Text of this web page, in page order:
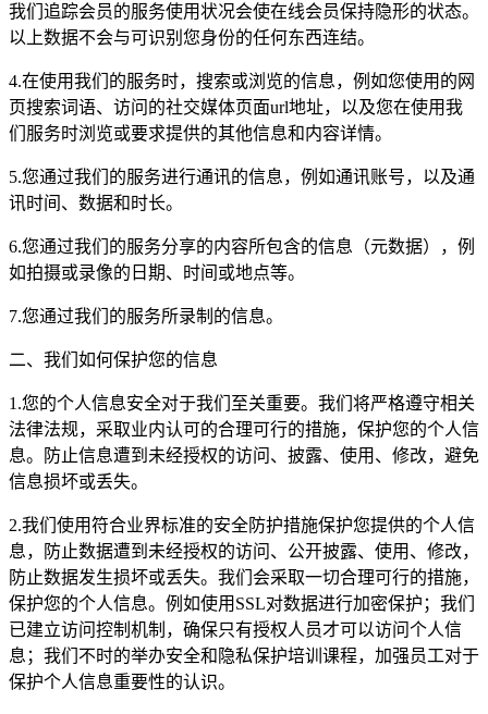
我们追踪会员的服务使用状况会使在线会员保持隐形的状态。
以上数据不会与可识别您身份的任何东西连结。
4.在使用我们的服务时，搜索或浏览的信息，例如您使用的网
页搜索词语、访问的社交媒体页面url地址，以及您在使用我
们服务时浏览或要求提供的其他信息和内容详情。
5.您通过我们的服务进行通讯的信息，例如通讯账号，以及通
讯时间、数据和时长。
6.您通过我们的服务分享的内容所包含的信息（元数据），例
如拍摄或录像的日期、时间或地点等。
7.您通过我们的服务所录制的信息。
二、我们如何保护您的信息
1.您的个人信息安全对于我们至关重要。我们将严格遵守相关
法律法规，采取业内认可的合理可行的措施，保护您的个人信
息。防止信息遭到未经授权的访问、披露、使用、修改，避免
信息损坏或丢失。
2.我们使用符合业界标准的安全防护措施保护您提供的个人信
息，防止数据遭到未经授权的访问、公开披露、使用、修改，
防止数据发生损坏或丢失。我们会采取一切合理可行的措施，
保护您的个人信息。例如使用SSL对数据进行加密保护；我们
已建立访问控制机制，确保只有授权人员才可以访问个人信
息；我们不时的举办安全和隐私保护培训课程，加强员工对于
保护个人信息重要性的认识。